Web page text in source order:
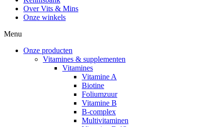
Over Vits & Mins
Onze winkels
Menu
Onze producten
Vitamines & supplementen
Vitamines
Vitamine A
Biotine
Foliumzuur
Vitamine B
B-complex
Multivitaminen